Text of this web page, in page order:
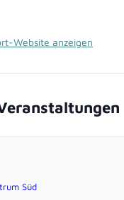
Website anzeigen